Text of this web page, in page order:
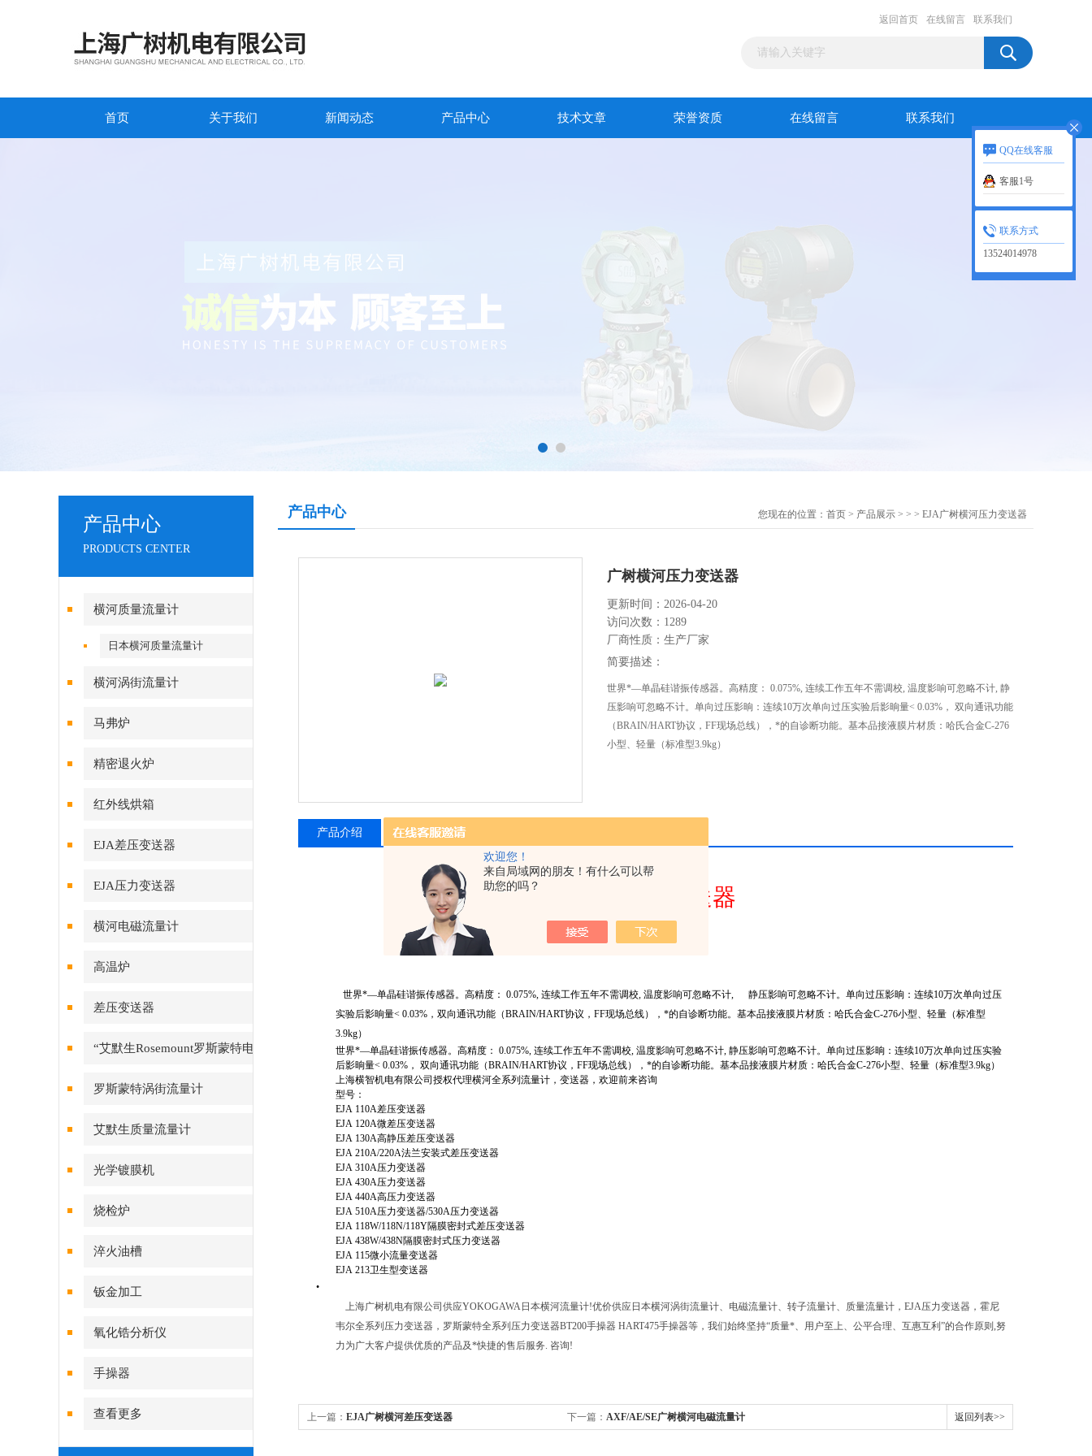
欢迎您！
来自局域网的朋友！有什么可以帮
助您的吗？
返回首页 在线留言 联系我们
首页 关于我们 新闻动态 产品中心 技术文章 荣誉资质 在线留言 联系我们
产品中心
PRODUCTS CENTER
横河质量流量计
日本横河质量流量计
横河涡街流量计
马弗炉
精密退火炉
红外线烘箱
EJA差压变送器
EJA压力变送器
横河电磁流量计
高温炉
差压变送器
“艾默生Rosemount罗斯蒙特电
磁流量计
罗斯蒙特涡街流量计
艾默生质量流量计
光学镀膜机
烧检炉
淬火油槽
钣金加工
氧化锆分析仪
手操器
查看更多
产品中心 您现在的位置： 首页 > 产品展示 > > > EJA广树横河压力变送器
广树横河压力变送器
更新时间：2026-04-20
访问次数：1289
厂商性质：生产厂家
简要描述：
世界*—单晶硅谐振传感器。高精度： 0.075%, 连续工作五年不需调校, 温度影响可忽略不计, 静
压影响可忽略不计。单向过压影晌：连续10万次单向过压实验后影晌量< 0.03%， 双向通讯功能
（BRAIN/HART协议，FF现场总线），*的自诊断功能。基本品接液膜片材质：哈氏合金C-276
小型、轻量（标准型3.9kg）
产品介绍 相关产品
变送器
世界*—单晶硅谐振传感器。高精度： 0.075%,连续工作五年不需调校,温度影响可忽略不计,静压影响可忽略不计。单向过压影晌：连续10万次单向过压
实验后影晌量< 0.03% ，双向通讯功能（BRAIN/HART协议，FF现场总线），*的自诊断功能。基本品接液膜片材质：哈氏合金C-276小型、轻量（标准型
3.9kg）
世界*—单晶硅谐振传感器。高精度： 0.075%,连续工作五年不需调校,温度影响可忽略不计,静压影响可忽略不计。单向过压影晌：连续10万次单向过压实验
后影晌量< 0.03% ， 双向通讯功能（BRAIN/HART协议，FF现场总线），*的自诊断功能。基本品接液膜片材质：哈氏合金C-276小型、轻量（标准型3.9kg）
上海横智机电有限公司授权代理横河全系列流量计，变送器，欢迎前来咨询
型号：
EJA 110A差压变送器
EJA 120A微差压变送器
EJA 130A高静压差压变送器
EJA 210A/220A法兰安装式差压变送器
EJA 310A压力变送器
EJA 430A压力变送器
EJA 440A高压力变送器
EJA 510A压力变送器/530A压力变送器
EJA 118W/118N/118Y隔膜密封式差压变送器
EJA 438W/438N隔膜密封式压力变送器
EJA 115微小流量变送器
EJA 213卫生型变送器
•
上海广树机电有限公司供应YOKOGAWA日本横河流量计!优价供应日本横河涡街流量计、电磁流量计、转子流量计、质量流量计，EJA压力变送器，霍尼
韦尔全系列压力变送器，罗斯蒙特全系列压力变送器BT200手操器 HART475手操器等，我们始终坚持“质量*、用户至上、公平合理、互惠互利”的合作原则,努
力为广大客户提供优质的产品及*快捷的售后服务. 咨询!
上一篇： EJA广树横河差压变送器 下一篇： AXF/AE/SE广树横河电磁流量计 返回列表>>
QQ在线客服
客服1号
联系方式
13524014978